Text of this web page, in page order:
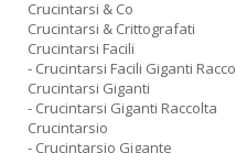
Crucintarsi & Co
Crucintarsi & Crittografati
Crucintarsi Facili
- Crucintarsi Facili Giganti
Crucintarsi Giganti
- Crucintarsi Giganti Raccolta
Crucintarsio
- Crucintarsio Gigante